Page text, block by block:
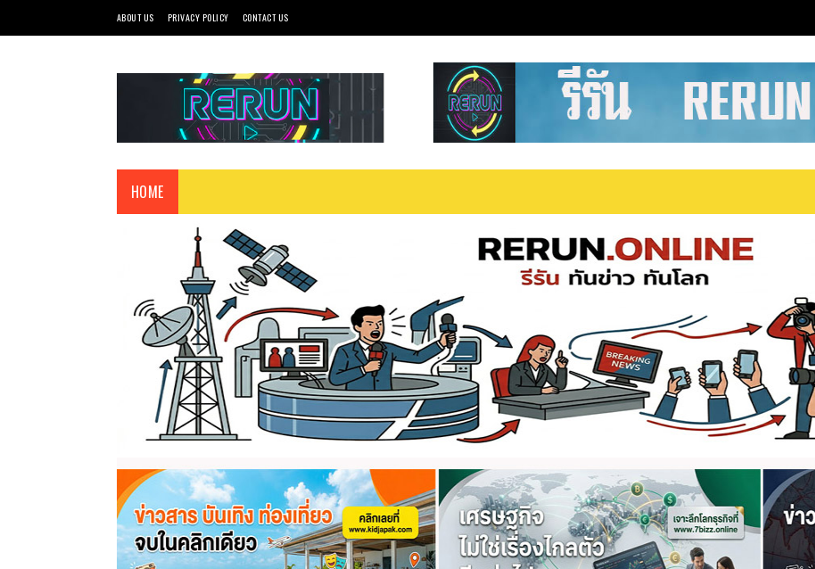
ABOUT US PRIVACY POLICY CONTACT US
HOME